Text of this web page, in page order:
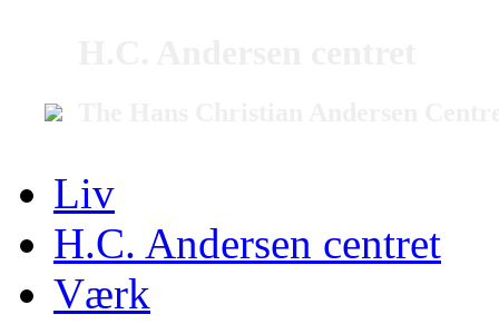
Liv
H.C. Andersen centret
Værk